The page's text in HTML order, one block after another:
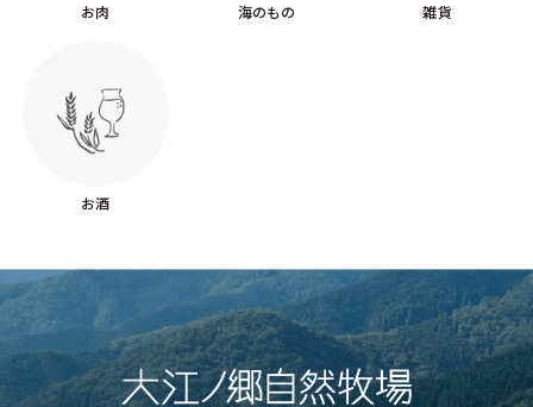
お肉 海のもの 雑貨
お酒